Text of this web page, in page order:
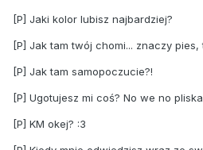
[P] Jaki kolor lubisz najbardziej?
[P] Jak tam twój chomi... znaczy pies,
[P] Jak tam samopoczucie?!
[P] Ugotujesz mi coś? No we no
[P] KM okej? :3